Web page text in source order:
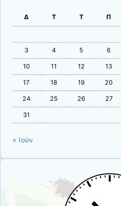
Δ Τ Τ Π
3 4 5 6
10 11 12 13
17 18 19 20
24 25 26 27
31
« Ιούν